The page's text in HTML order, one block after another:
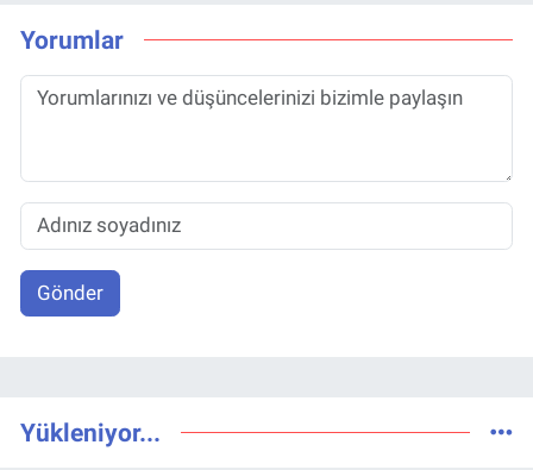
Yorumlar
Gönder
Yükleniyor...